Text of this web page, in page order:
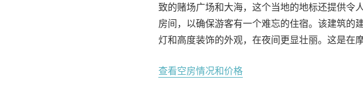
致的赌场广场和大海，这个当地的地标还提供令
房间，以确保游客有一个难忘的住宿。该建筑的
灯和高度装饰的外观，在夜间更显壮丽。这是在
查看空房情况和价格